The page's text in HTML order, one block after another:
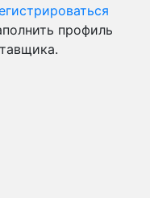
профиль